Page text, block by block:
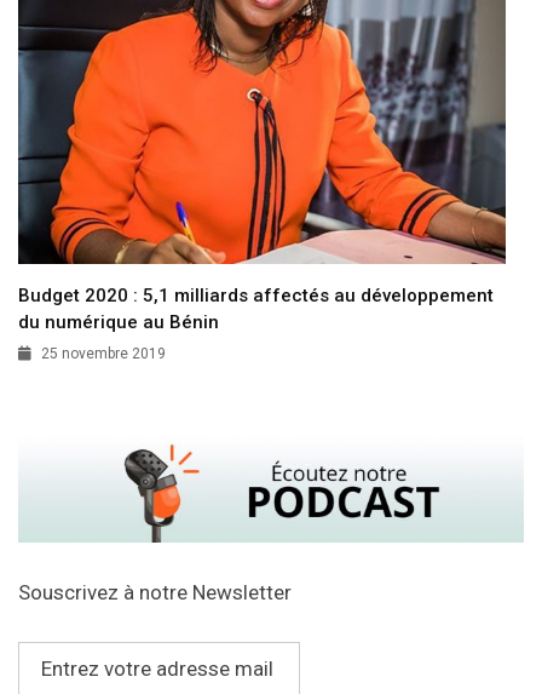
Budget 2020 : 5,1 milliards affectés au développement
du numérique au Bénin
25 novembre 2019
Souscrivez à notre Newsletter